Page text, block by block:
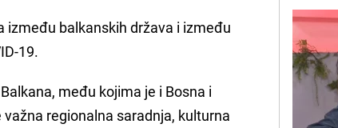
između balkanskih država i između
19.
među kojima je i Bosna i
regionalna saradnja, kulturna